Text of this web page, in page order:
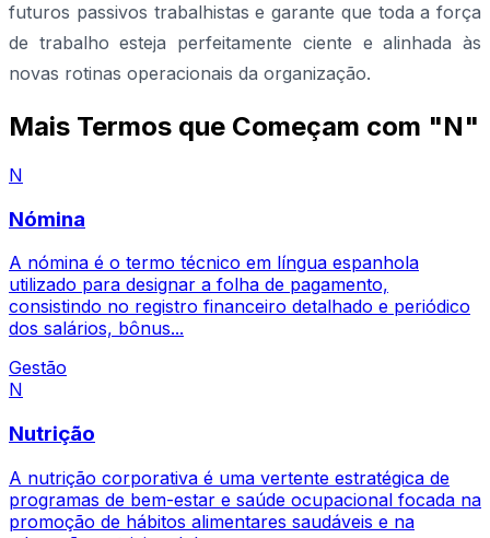
futuros passivos trabalhistas e garante que toda a força
de trabalho esteja perfeitamente ciente e alinhada às
novas rotinas operacionais da organização.
Mais Termos que Começam com "N"
N
Nómina
A nómina é o termo técnico em língua espanhola
utilizado para designar a folha de pagamento,
consistindo no registro financeiro detalhado e periódico
dos salários, bônus...
Gestão
N
Nutrição
A nutrição corporativa é uma vertente estratégica de
programas de bem-estar e saúde ocupacional focada na
promoção de hábitos alimentares saudáveis e na